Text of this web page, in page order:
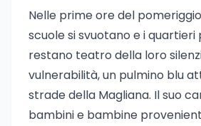
Nelle prime ore del
scuole si svuotano e i quartieri
restano teatro della loro
vulnerabilità, un pulmino blu
strade della Magliana. Il suo
bambini e bambine